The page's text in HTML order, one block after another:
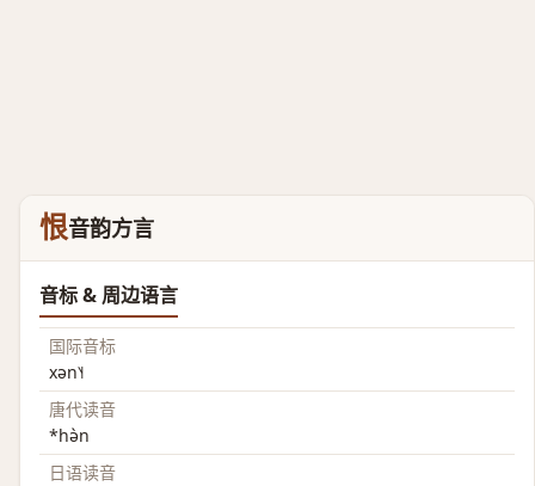
恨音韵方言
音标 & 周边语言
国际音标
xən˥˧
唐代读音
*hə̀n
日语读音